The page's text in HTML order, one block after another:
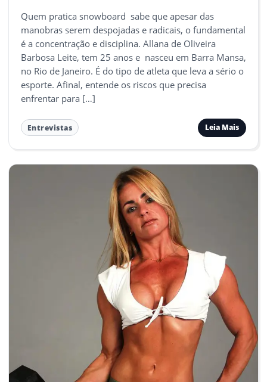
Quem pratica snowboard sabe que apesar das
manobras serem despojadas e radicais, o fundamental
é a concentração e disciplina. Allana de Oliveira
Barbosa Leite, tem 25 anos e nasceu em Barra Mansa,
no Rio de Janeiro. É do tipo de atleta que leva a sério o
esporte. Afinal, entende os riscos que precisa
enfrentar para […]
Entrevistas Leia Mais